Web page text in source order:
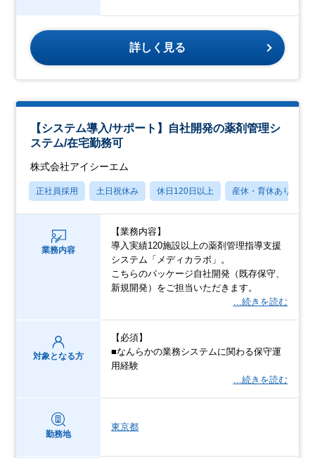
詳しく見る
【システム導入/サポート】自社開発の薬剤管理シ
ステム/在宅勤務可
株式会社アイシーエム
正社員採用 土日祝休み 休日120日以上 産休・育休あり
業務内容
【業務内容】
導入実績120施設以上の薬剤管理指導支援
システム「メディカラボ」。
こちらのパッケージ自社開発（既存保守、
新規開発）をご担当いただきます。
…続きを読む
対象となる方
【必須】
■なんらかの業務システムに関わる保守運
用経験
…続きを読む
勤務地
東京都